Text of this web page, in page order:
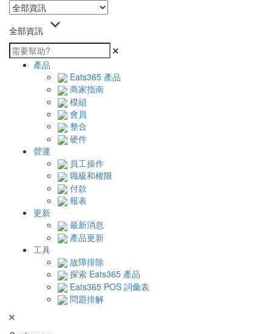
全部資訊
產品
Eats365 產品
商家指南
模組
會員
整合
硬件
營運
員工操作
職級和權限
付款
報表
更新
最新消息
產品更新
工具
故障排除
探索 Eats365 產品
Eats365 POS 詞彙表
問題排解